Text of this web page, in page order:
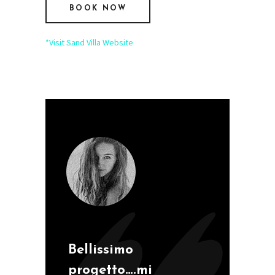
BOOK NOW
*Visit Sand Villa Website
Bellissimo
progetto….mi